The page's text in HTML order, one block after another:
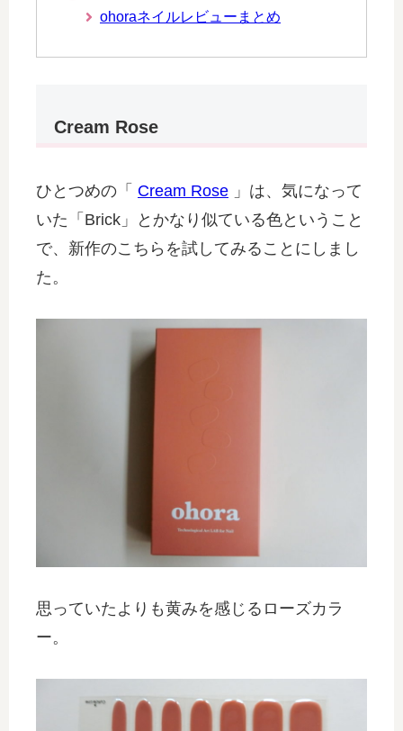
ohoraネイルレビューまとめ
Cream Rose
ひとつめの「 Cream Rose 」は、気になって
いた「Brick」とかなり似ている色ということ
で、新作のこちらを試してみることにしまし
た。
思っていたよりも黄みを感じるローズカラ
ー。